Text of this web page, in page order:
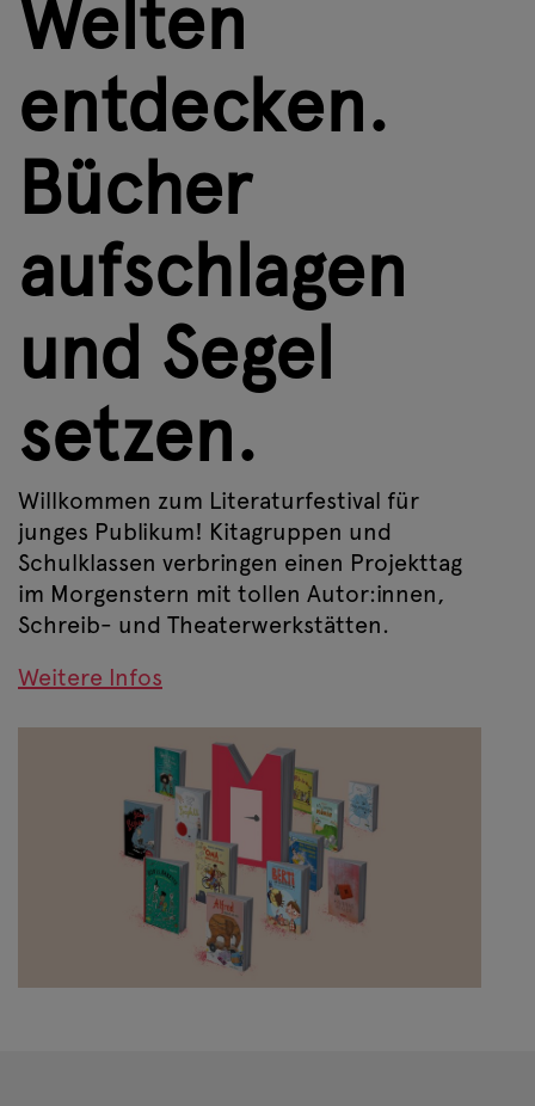
Welten
entdecken.
Bücher
aufschlagen
und Segel
setzen.
Willkommen zum Literaturfestival für
junges Publikum! Kitagruppen und
Schulklassen verbringen einen Projekttag
im Morgenstern mit tollen Autor:innen,
Schreib- und Theaterwerkstätten.
Weitere Infos